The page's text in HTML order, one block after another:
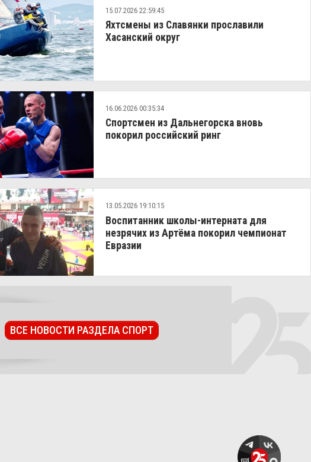
15.07.2026 22:59:45
Яхтсмены из Славянки прославили
Хасанский округ
16.06.2026 00:35:34
Спортсмен из Дальнегорска вновь
покорил российский ринг
13.05.2026 19:10:15
Воспитанник школы-интерната для
незрячих из Артёма покорил чемпионат
Евразии
ВСЕ НОВОСТИ РАЗДЕЛА СПОРТ